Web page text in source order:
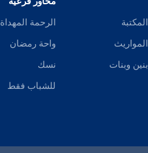
المكتبة
المواريث
بنين وبنات
الرحمة المهداة
واحة رمضان
نسك
للشباب فقط